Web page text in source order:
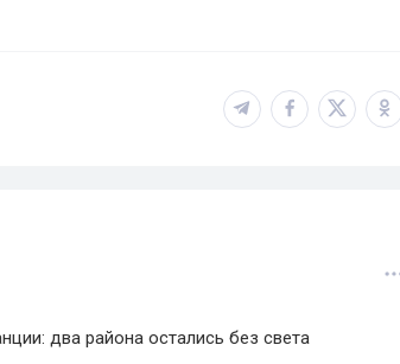
два района остались без света